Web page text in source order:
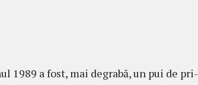
1989 a fost, mai degrabă, un pui de pri­